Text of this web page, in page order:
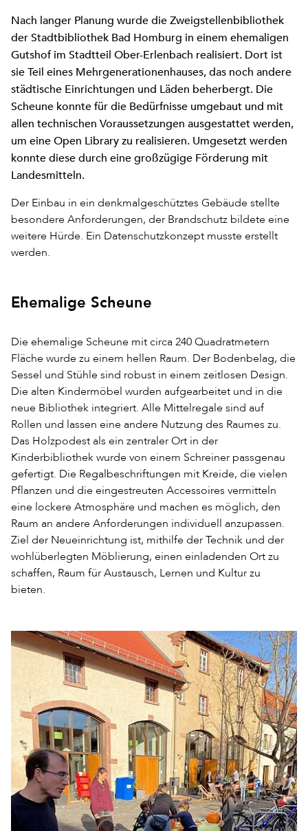
Nach langer Planung wurde die Zweigstellenbibliothek
der Stadtbibliothek Bad Homburg in einem ehemaligen
Gutshof im Stadtteil Ober-Erlenbach realisiert. Dort ist
sie Teil eines Mehrgenerationenhauses, das noch andere
städtische Einrichtungen und Läden beherbergt. Die
Scheune konnte für die Bedürfnisse umgebaut und mit
allen technischen Voraussetzungen ausgestattet werden,
um eine Open Library zu realisieren. Umgesetzt werden
konnte diese durch eine großzügige Förderung mit
Landesmitteln.
Der Einbau in ein denkmalgeschütztes Gebäude stellte
besondere Anforderungen, der Brandschutz bildete eine
weitere Hürde. Ein Datenschutzkonzept musste erstellt
werden.
Ehemalige Scheune
Die ehemalige Scheune mit circa 240 Quadratmetern
Fläche wurde zu einem hellen Raum. Der Bodenbelag, die
Sessel und Stühle sind robust in einem zeitlosen Design.
Die alten Kindermöbel wurden aufgearbeitet und in die
neue Bibliothek integriert. Alle Mittelregale sind auf
Rollen und lassen eine andere Nutzung des Raumes zu.
Das Holzpodest als ein zentraler Ort in der
Kinderbibliothek wurde von einem Schreiner passgenau
gefertigt. Die Regalbeschriftungen mit Kreide, die vielen
Pflanzen und die eingestreuten Accessoires vermitteln
eine lockere Atmosphäre und machen es möglich, den
Raum an andere Anforderungen individuell anzupassen.
Ziel der Neueinrichtung ist, mithilfe der Technik und der
wohlüberlegten Möblierung, einen einladenden Ort zu
schaffen, Raum für Austausch, Lernen und Kultur zu
bieten.